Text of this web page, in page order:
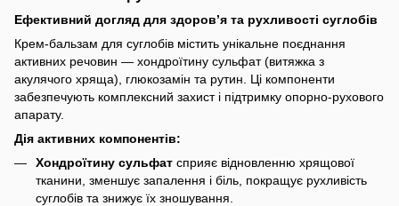
Ефективний догляд для здоров’я та рухливості суглобів
Крем-бальзам для суглобів містить унікальне поєднання
активних речовин — хондроїтину сульфат (витяжка з
акулячого хряща), глюкозамін та рутин. Ці компоненти
забезпечують комплексний захист і підтримку опорно-рухового
апарату.
Дія активних компонентів:
Хондроїтину сульфат сприяє відновленню хрящової
тканини, зменшує запалення і біль, покращує рухливість
суглобів та знижує їх зношування.